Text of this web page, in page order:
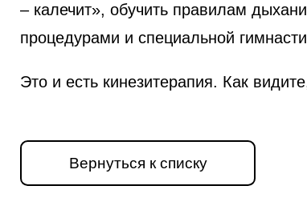
– калечит», обучить правилам
процедурами и специальной
Это и есть кинезитерапия. Как
Вернуться к списку